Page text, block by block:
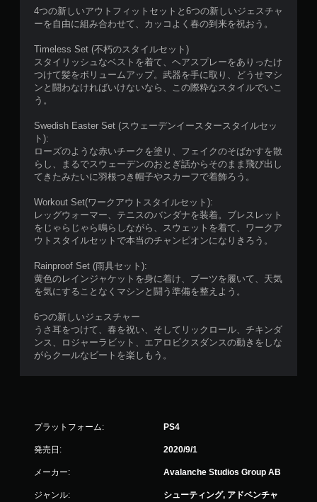
ン
の
フ
ォ
ン
ト
サ
イ
を
き
く
し
て
読
や
す
く
し
ま
す
。
コ
ト
ロ
ー
ラ
振
機
能
／
プ
テ
ィ
ッ
フ
ィ
ー
バ
ッ
ク
を
わ
ー
セ
ー
ブ
し
た
と
こ
か
ら
ゲ
ー
ム
を
開
で
き
ま
す
。
4つの新しいアウトフィットセットと6つの新しいジェスチャ
ーを自由に組み合わせて、カッコよく春の到来を祝おう。
Timeless Set (不朽のスタイルセット)
スタイリッシュなベストを着て、ヘアスプレーをありったけ
つけて髪をボリュームアップ。武器を手に取り、どうせマシ
ンと闘わなければいけないなら、この際粋なスタイルでいこ
う。
Swedish Easter Set (スウェーデンイースタースタイルセッ
ト):
ローズのような赤いチークを塗り、フェイクのそばかすを散
らし、まるでスウェーデンのおとぎ話からそのまま飛び出し
てきたみたいに羽根つき帽子やスカーフで着飾ろう。
Workout Set(ワークアウトスタイルセット):
レッグウォーマー、テニスのバンダナを装着。ブレスレット
をじゃらじゃら鳴らしながら、スウェットを着て、ワークア
ウトスタイルセットで本当のチャンピオンになりきろう。
Rainproof Set (雨具セット):
黄色のレインジャケットを身に着け、ブーツを履いて、天気
を気にすることなくマシンと闘う準備を整えよう。
6つの新しいジェスチャー
うさ耳をつけて、春を祝い、そしてリックロール、チキンダ
ンス、ロジャーラビット、エアロビクスダンスの動きをしな
がらクールなビートを楽しもう。
プラットフォーム: PS4
発売日: 2020/9/1
メーカー: Avalanche Studios Group AB
ジャンル:
シューティング, アドベンチャ